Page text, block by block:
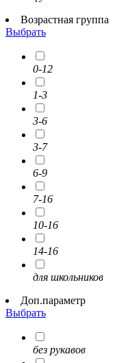
Возрастная группа
Выбрать
0-12
1-3
3-6
3-7
6-9
7-16
10-16
14-16
для школьников
Доп.параметр
Выбрать
без рукавов